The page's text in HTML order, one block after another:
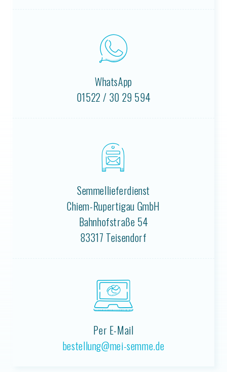
WhatsApp
01522 / 30 29 594
Semmellieferdienst
Chiem-Rupertigau GmbH
Bahnhofstraße 54
83317 Teisendorf
Per E-Mail
bestellung@mei-semme.de